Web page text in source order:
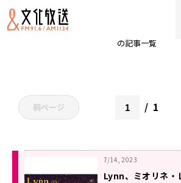
Lynnのおしゃべりん
の記事一覧
前ページ 1
7/14, 2023
Lynn、ミオリネ・